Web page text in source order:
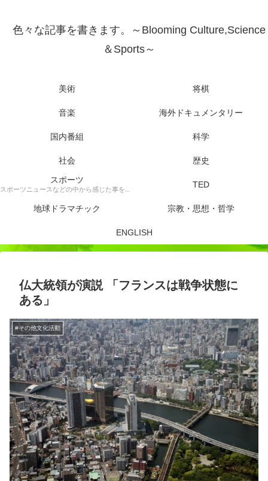
色々な記事を書きます。～Blooming Culture,Science
＆Sports～
美術 将棋
音楽 海外ドキュメンタリー
国内番組 科学
社会
歴史
スポーツ
スポーツニュースなどの中から感じた事を書きます。 TED
地球ドラマチック 宗教・思想・哲学
ENGLISH
仏大統領が演説 「フランスは戦争状態に
ある」
#その他文化活動